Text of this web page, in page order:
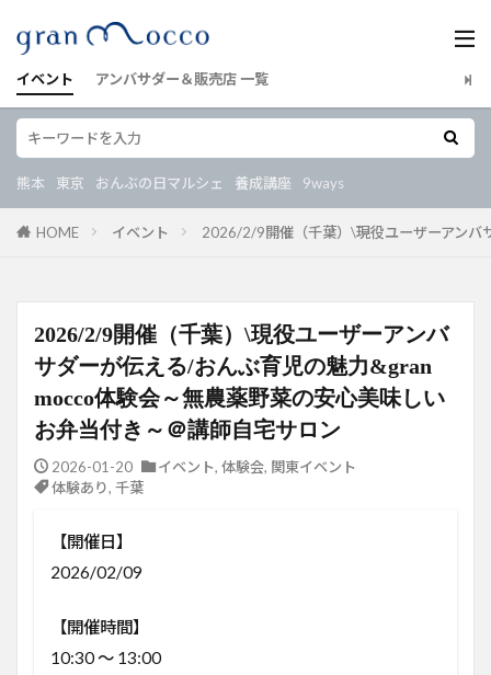
イベント アンバサダー＆販売店 一覧
熊本 東京 おんぶの日マルシェ 養成講座 9ways
HOME イベント 2026/2/9開催（千葉）\現役ユーザーアンバ
2026/2/9開催（千葉）\現役ユーザーアンバ
サダーが伝える/おんぶ育児の魅力&gran
mocco体験会～無農薬野菜の安心美味しい
お弁当付き～＠講師自宅サロン
2026-01-20 イベント, 体験会, 関東イベント
体験あり, 千葉
【開催日】
2026/02/09
【開催時間】
10:30 ～ 13:00